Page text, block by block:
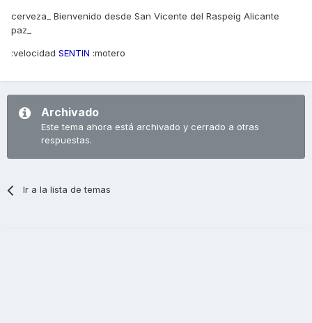
cerveza_ Bienvenido desde San Vicente del Raspeig Alicante
paz_
:velocidad SENTIN :motero
Archivado
Este tema ahora está archivado y cerrado a otras
respuestas.
Ir a la lista de temas